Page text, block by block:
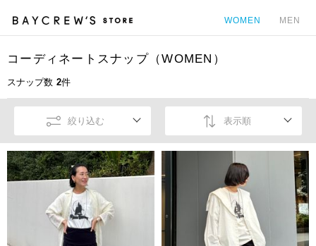
WOMEN MEN
コーディネートスナップ（WOMEN）
スナップ数 2件
絞り込む 表示順